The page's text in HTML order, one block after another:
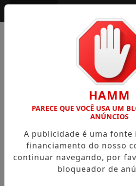
HAMM
PARECE QUE VOCÊ USA UM
ANÚNCIOS
A publicidade é uma
financiamento do nosso
continuar navegando, por
bloqueador de